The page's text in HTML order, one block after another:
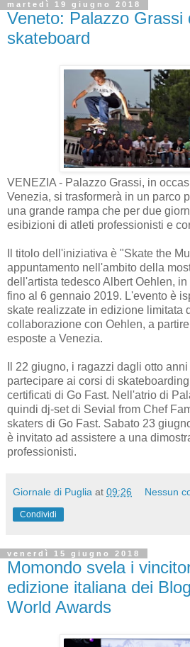
martedì 19 giugno 2018
Veneto: Palazzo Grassi
skateboard
VENEZIA - Palazzo Grassi, in
Venezia, si trasformerà in un parco
una grande rampa che per due
esibizioni di atleti professionisti e
Il titolo dell'iniziativa è "Skate the
appuntamento nell'ambito della
dell'artista tedesco Albert Oehlen,
fino al 6 gennaio 2019. L'evento è
skate realizzate in edizione limitata
collaborazione con Oehlen, a
esposte a Venezia.
Il 22 giugno, i ragazzi dagli otto
partecipare ai corsi di
certificati di Go Fast. Nell'atrio di
quindi dj-set di Sevial from Chef
skaters di Go Fast. Sabato 23
è invitato ad assistere a una
professionisti.
Giornale di Puglia at 09:26 Nessun
Condividi
venerdì 15 giugno 2018
Momondo svela i
edizione italiana dei
World Awards